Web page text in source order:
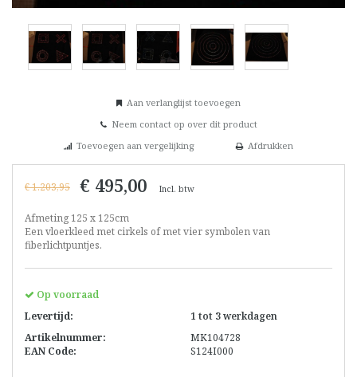
Aan verlanglijst toevoegen
Neem contact op over dit product
Toevoegen aan vergelijking
Afdrukken
€ 1.203,95 € 495,00 Incl. btw
Afmeting 125 x 125cm
Een vloerkleed met cirkels of met vier symbolen van
fiberlichtpuntjes.
Op voorraad
Levertijd:
1 tot 3 werkdagen
Artikelnummer:
MK104728
EAN Code:
S124I000